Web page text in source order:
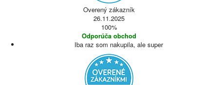
Overený zákazník
26.11.2025
100%
Odporúča obchod
Iba raz som nakupila, ale super